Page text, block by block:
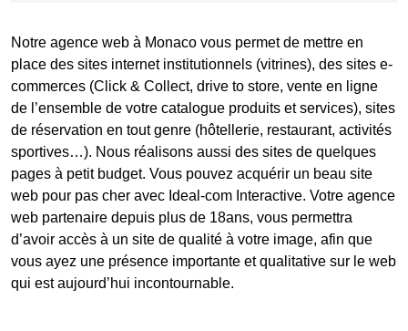
Notre agence web à Monaco vous permet de mettre en
place des sites internet institutionnels (vitrines), des sites e-
commerces (Click & Collect, drive to store, vente en ligne
de l’ensemble de votre catalogue produits et services), sites
de réservation en tout genre (hôtellerie, restaurant, activités
sportives…). Nous réalisons aussi des sites de quelques
pages à petit budget. Vous pouvez acquérir un beau site
web pour pas cher avec Ideal-com Interactive. Votre agence
web partenaire depuis plus de 18ans, vous permettra
d’avoir accès à un site de qualité à votre image, afin que
vous ayez une présence importante et qualitative sur le web
qui est aujourd’hui incontournable.